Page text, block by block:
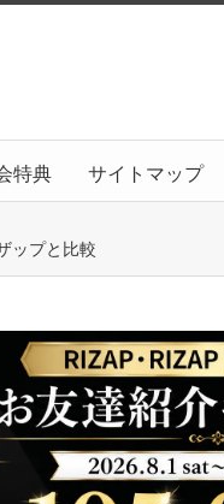
特典 サイトマップ
ップと比較